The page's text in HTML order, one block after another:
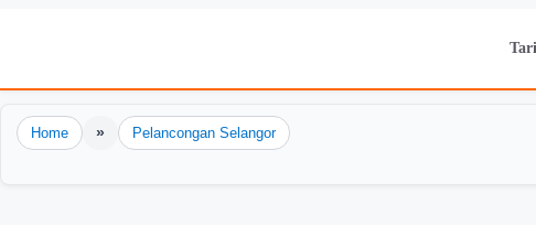
Home » Pelancongan Selangor